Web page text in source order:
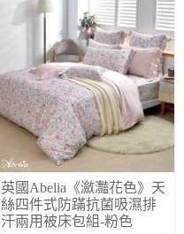
英國Abelia《瀲灩花色》天
絲四件式防蹣抗菌吸濕排
汗兩用被床包組-粉色